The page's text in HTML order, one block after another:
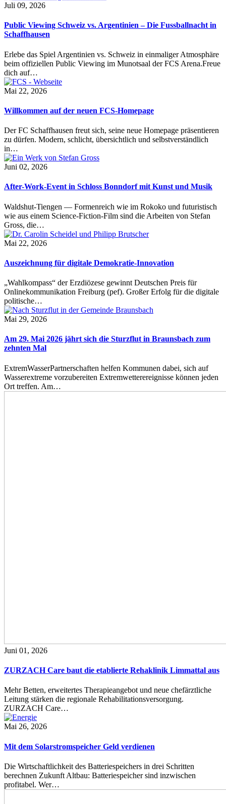
Juli 09, 2026
Public Viewing Schweiz vs. Argentinien – Die Fussballnacht in
Schaffhausen
Erlebe das Spiel Argentinien vs. Schweiz in einmaliger Atmosphäre
beim offiziellen Public Viewing im Munotsaal der FCS Arena.Freue
dich auf…
Mai 22, 2026
Willkommen auf der neuen FCS-Homepage
Der FC Schaffhausen freut sich, seine neue Homepage präsentieren
zu dürfen. Modern, schlicht, übersichtlich und selbstverständlich
in…
Juni 02, 2026
After-Work-Event in Schloss Bonndorf mit Kunst und Musik
Waldshut-Tiengen — Formenreich wie im Rokoko und futuristisch
wie aus einem Science-Fiction-Film sind die Arbeiten von Stefan
Gross, die…
Mai 22, 2026
Auszeichnung für digitale Demokratie-Innovation
„Wahlkompass“ der Erzdiözese gewinnt Deutschen Preis für
Onlinekommunikation Freiburg (pef). Großer Erfolg für die digitale
politische…
Mai 29, 2026
Am 29. Mai 2026 jährt sich die Sturzflut in Braunsbach zum
zehnten Mal
ExtremWasserPartnerschaften helfen Kommunen dabei, sich auf
Wasserextreme vorzubereiten Extremwetterereignisse können jeden
Ort treffen. Am…
Juni 01, 2026
ZURZACH Care baut die etablierte Rehaklinik Limmattal aus
Mehr Betten, erweitertes Therapieangebot und neue chefärztliche
Leitung stärken die regionale Rehabilitationsversorgung.
ZURZACH Care…
Mai 26, 2026
Mit dem Solarstromspeicher Geld verdienen
Die Wirtschaftlichkeit des Batteriespeichers in drei Schritten
berechnen Zukunft Altbau: Batteriespeicher sind inzwischen
profitabel. Wer…